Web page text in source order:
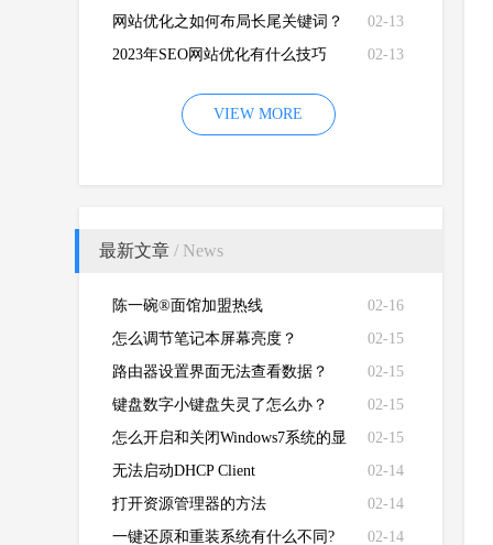
02-13
网站优化之如何布局长尾关键词？
02-13
2023年SEO网站优化有什么技巧
VIEW MORE
最新文章 / News
02-16
陈一碗®面馆加盟热线
02-15
怎么调节笔记本屏幕亮度？
02-15
路由器设置界面无法查看数据？
02-15
键盘数字小键盘失灵了怎么办？
02-15
怎么开启和关闭Windows7系统的显
卡硬件加速功能
02-14
无法启动DHCP Client
02-14
打开资源管理器的方法
02-14
一键还原和重装系统有什么不同?